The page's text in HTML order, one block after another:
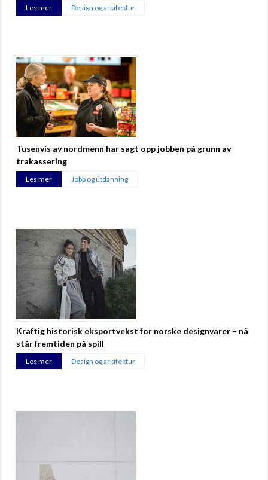
Les mer Design og arkitektur
Tusenvis av nordmenn har sagt opp jobben på grunn av
trakassering
Les mer Jobb og utdanning
Kraftig historisk eksportvekst for norske designvarer – nå
står fremtiden på spill
Les mer Design og arkitektur